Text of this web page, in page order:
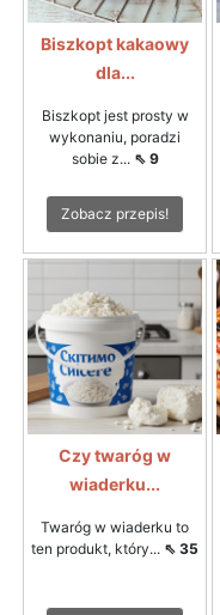
Biszkopt kakaowy
dla...
Biszkopt jest prosty w
wykonaniu, poradzi
sobie z... ⇖ 9
Zobacz przepis!
Czy twaróg w
wiaderku...
Twaróg w wiaderku to
ten produkt, który... ⇖ 35